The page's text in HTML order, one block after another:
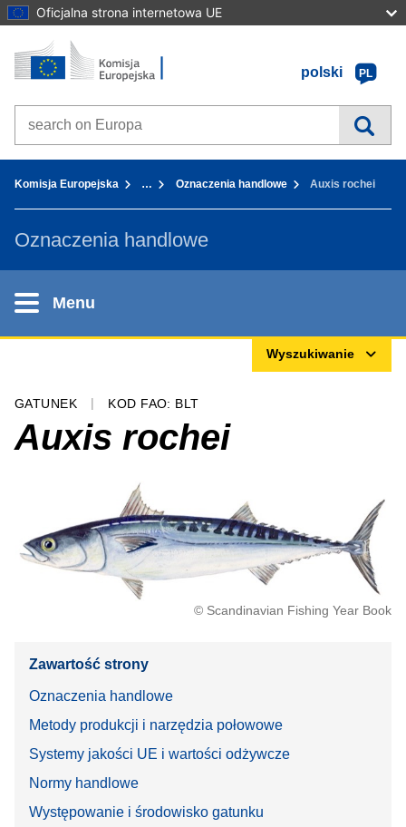
Oficjalna strona internetowa UE
Przejdź do zawartości
Strona główna - Komisja Europejska
polski
PL
Search on Europa websites
Komisja Europejska … Oznaczenia handlowe Auxis rochei
Oznaczenia handlowe
Menu
Wyszukiwanie
GATUNEK KOD FAO: BLT
Auxis rochei
© Scandinavian Fishing Year Book
Zawartość strony
Oznaczenia handlowe
Metody produkcji i narzędzia połowowe
Systemy jakości UE i wartości odżywcze
Normy handlowe
Występowanie i środowisko gatunku